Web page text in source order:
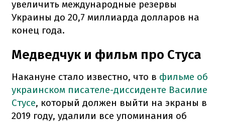
увеличить международные резервы
Украины до 20,7 миллиарда долларов на
конец года.
Медведчук и фильм про Стуса
Накануне стало известно, что в фильме об
украинском писателе-диссиденте Василие
Стусе, который должен выйти на экраны в
2019 году, удалили все упоминания об